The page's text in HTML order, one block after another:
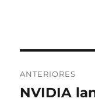
de
ANTERIORES
Post
NVIDIA